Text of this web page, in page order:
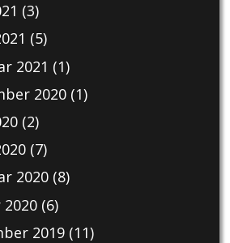
(3)
(5)
2021 (1)
2020(1)
(2)
(7)
2020(8)
2020(6)
2019(11)